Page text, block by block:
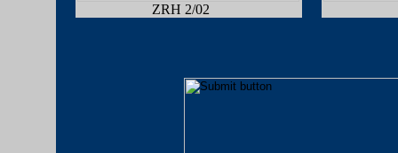
ZRH 2/02